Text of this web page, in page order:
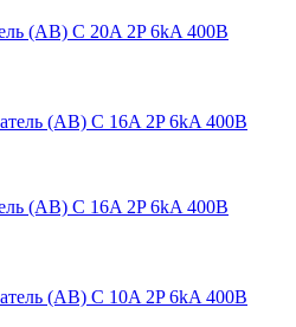
(АВ) C 20A 2P 6kA 400В
(АВ) C 16A 2P 6kA 400В